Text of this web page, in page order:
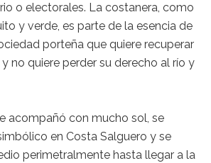
o electorales. La costanera, como
y verde, es parte de la esencia de
porteña que quiere recuperar
no quiere perder su derecho al río y
acompañó con mucho sol, se
en Costa Salguero y se
perimetralmente hasta llegar a la